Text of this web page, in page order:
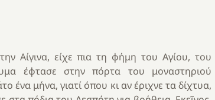
Αίγινα, είχε πια τη φήμη του Αγίου, του
έφτασε στην πόρτα του μοναστηριού
ένα μήνα, γιατί όπου κι αν έριχνε τα δίχτυα,